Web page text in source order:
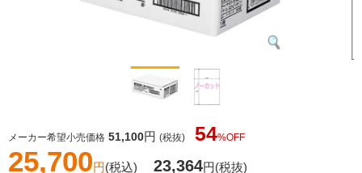
メーカー希望小売価格 51,100円 (税抜) 54%OFF
25,700円(税込) 23,364円(税抜)